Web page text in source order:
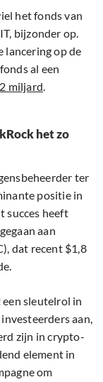
het fonds van
bijzonder op.
lancering op de
al een
miljard.
het zo
ter
positie in
succes heeft
aan
dat recent $1,8
sleutelrol in
aan,
zijn in crypto-
element in
om